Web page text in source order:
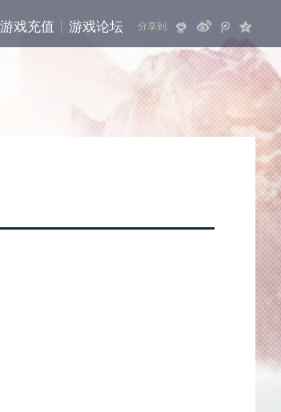
分享到:
游戏充值 游戏论坛